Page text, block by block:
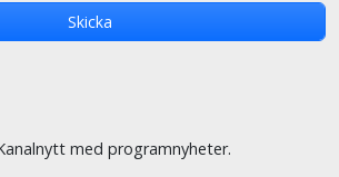
med programnyheter.